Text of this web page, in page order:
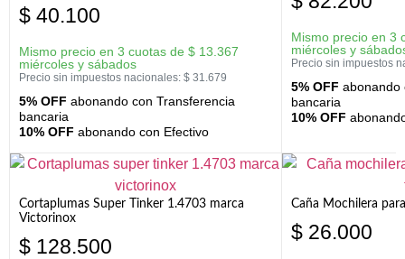
$ 40.100
Mismo precio en 3 cuotas de $ 13.367
miércoles y sábados
Precio sin impuestos nacionales: $ 31.679
5% OFF abonando con Transferencia
bancaria
10% OFF abonando con Efectivo
Mismo precio en 3
miércoles y
Precio sin impuestos
5% OFF abonando
bancaria
10% OFF
Cortaplumas Super Tinker 1.4703 marca
Victorinox
$ 128.500
Caña Mochilera
$ 26.000